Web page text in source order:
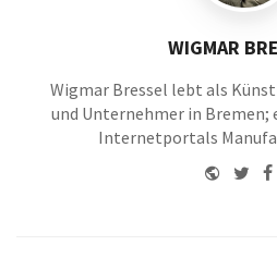
WIGMAR
Wigmar Bressel lebt als
und Unternehmer in Bremen;
Internetportals
Website